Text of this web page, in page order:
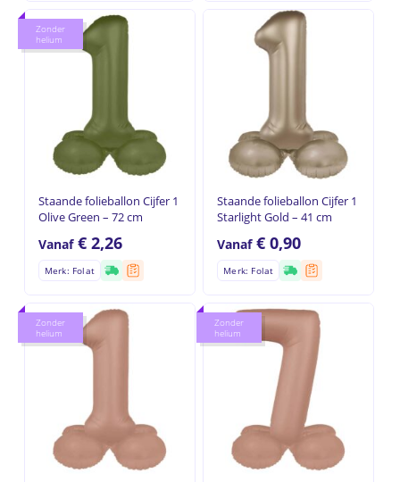
Zonder
helium
Staande folieballon Cijfer 1
Olive Green – 72 cm
Vanaf€ 2,26
Merk: Folat
Staande folieballon Cijfer 1
Starlight Gold – 41 cm
Vanaf€0,90
Merk: Folat
Zonder
helium
Zonder
helium